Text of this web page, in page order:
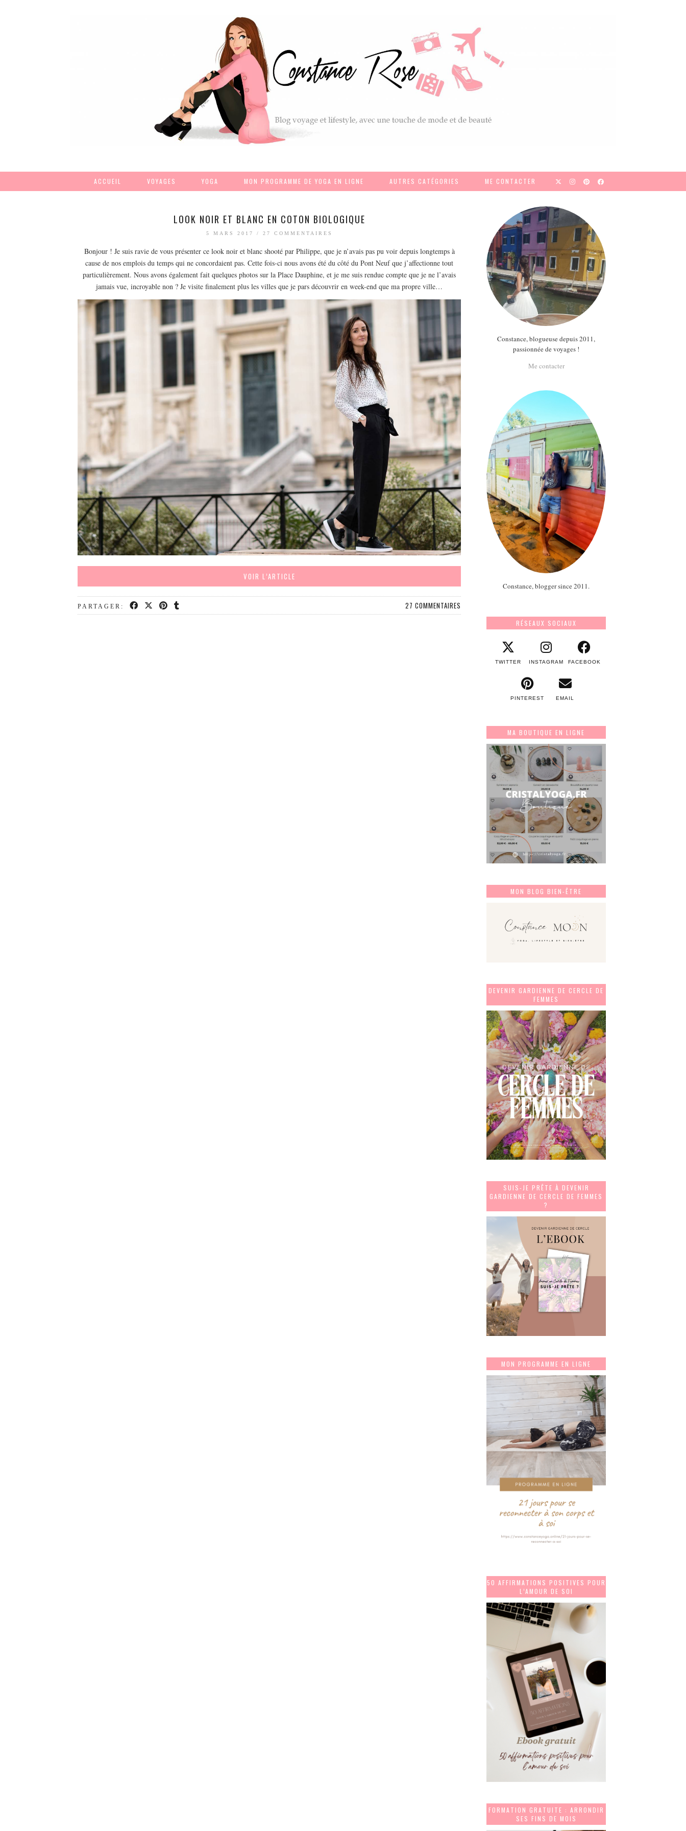
ACCUEIL VOYAGES YOGA MON PROGRAMME DE YOGA EN LIGNE AUTRES CATÉGORIES ME CONTACTER
LOOK NOIR ET BLANC EN COTON BIOLOGIQUE
5 MARS 2017 / 27 COMMENTAIRES
Bonjour ! Je suis ravie de vous présenter ce look noir et blanc shooté par Philippe, que je n’avais pas pu voir depuis longtemps à
cause de nos emplois du temps qui ne concordaient pas. Cette fois-ci nous avons été du côté du Pont Neuf que j’affectionne tout
particulièrement. Nous avons également fait quelques photos sur la Place Dauphine, et je me suis rendue compte que je ne l’avais
jamais vue, incroyable non ? Je visite finalement plus les villes que je pars découvrir en week-end que ma propre ville…
VOIR L’ARTICLE
PARTAGER: 27 COMMENTAIRES
Constance, blogueuse depuis 2011,
passionnée de voyages !
Me contacter
Constance, blogger since 2011.
RÉSEAUX SOCIAUX
TWITTER INSTAGRAM FACEBOOK
PINTEREST EMAIL
MA BOUTIQUE EN LIGNE
MON BLOG BIEN-ÊTRE
DEVENIR GARDIENNE DE CERCLE DE
FEMMES
SUIS-JE PRÊTE À DEVENIR
GARDIENNE DE CERCLE DE FEMMES
?
MON PROGRAMME EN LIGNE
50 AFFIRMATIONS POSITIVES POUR
L’AMOUR DE SOI
FORMATION GRATUITE : ARRONDIR
SES FINS DE MOIS